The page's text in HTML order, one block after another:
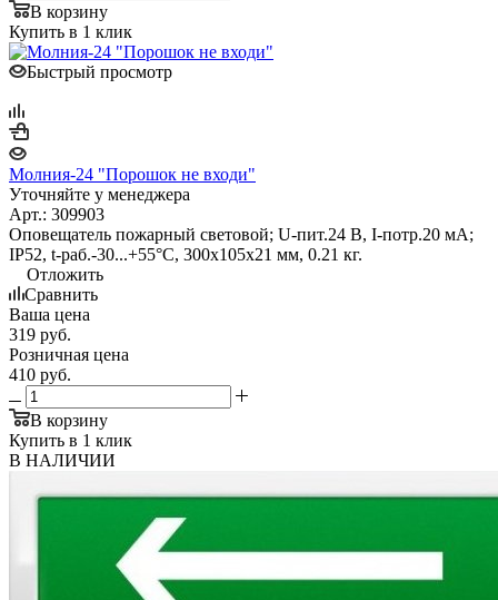
В корзину
Купить в 1 клик
Быстрый просмотр
Молния-24 "Порошок не входи"
Уточняйте у менеджера
Арт.: 309903
Оповещатель пожарный световой; U-пит.24 В, I-потр.20 мА;
IP52, t-раб.-30...+55°С, 300х105х21 мм, 0.21 кг.
Отложить
Сравнить
Ваша цена
319 руб.
Розничная цена
410 руб.
В корзину
Купить в 1 клик
В НАЛИЧИИ